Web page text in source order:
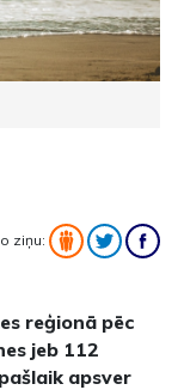
ziņu:
reģionā pēc
jeb 112
apsver